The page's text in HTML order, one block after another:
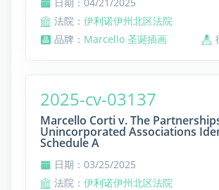
法院： 伊利诺伊州北区法院
品牌： Marcello 圣诞插画
2025-cv-03137
Marcello Corti v. The
Unincorporated Associations
Schedule A
日期：03/25/2025
法院： 伊利诺伊州北区法院